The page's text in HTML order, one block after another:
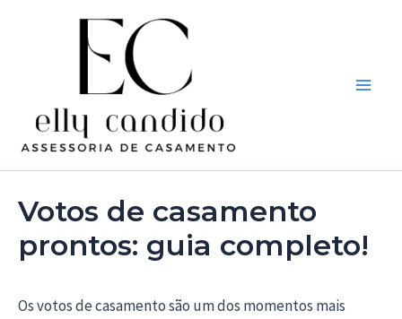
Votos de casamento
prontos: guia completo!
Os votos de casamento são um dos momentos mais